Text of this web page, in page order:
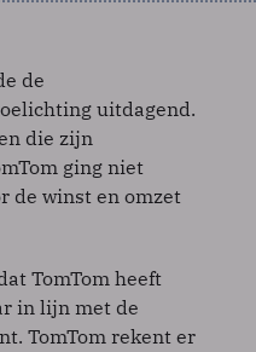
de
uitdagend.
die zijn
ging niet
de winst en omzet
TomTom heeft
in lijn met de
TomTom rekent er